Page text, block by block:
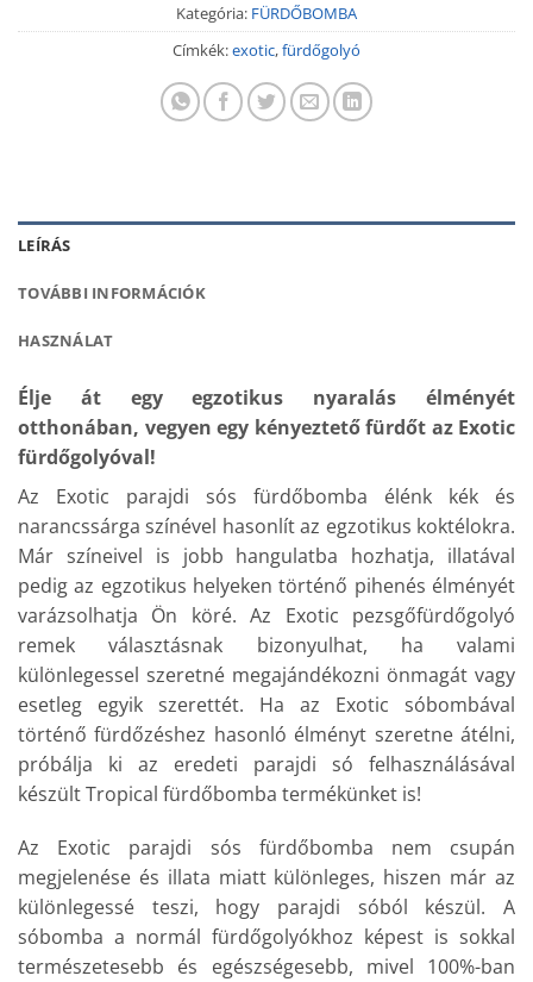
Kategória: FÜRDŐBOMBA
Címkék:exotic,fürdőgolyó
LEÍRÁS
TOVÁBBI INFORMÁCIÓK
HASZNÁLAT
Élje át egy egzotikus nyaralás élményét
otthonában, vegyen egy kényeztető fürdőt az Exotic
fürdőgolyóval!
Az Exotic parajdi sós fürdőbomba élénk kék és
narancssárga színével hasonlít az egzotikus koktélokra.
Már színeivel is jobb hangulatba hozhatja, illatával
pedig az egzotikus helyeken történő pihenés élményét
varázsolhatja Ön köré. Az Exotic pezsgőfürdőgolyó
remek választásnak bizonyulhat, ha valami
különlegessel szeretné megajándékozni önmagát vagy
esetleg egyik szerettét. Ha az Exotic sóbombával
történő fürdőzéshez hasonló élményt szeretne átélni,
próbálja ki az eredeti parajdi só felhasználásával
készült Tropical fürdőbomba termékünket is!
Az Exotic parajdi sós fürdőbomba nem csupán
megjelenése és illata miatt különleges, hiszen már az
különlegessé teszi, hogy parajdi sóból készül. A
sóbomba a normál fürdőgolyókhoz képest is sokkal
természetesebb és egészségesebb, mivel 100%-ban